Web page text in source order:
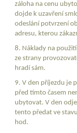
záloha na cenu
dojde k uzavření
odeslání potvrzení
adresu, kterou
8. Náklady na
ze strany
hradí sám.
9. V den příjezdu je
před tímto časem
ubytovat. V den
tento předat ve
hod.